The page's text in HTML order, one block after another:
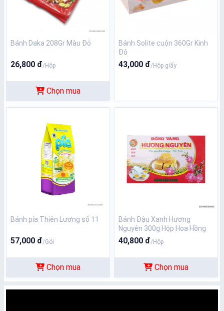
Bánh Daka 208Gr Màu Đỏ
26,800 đ/Hộp
Chọn mua
Bánh Solite cuộn 360Gr Kinh
Đô
43,000 đ/Hộp giấy
Bánh pía Thiên Lương số 11
57,000 đ/Gói
Chọn mua
Bánh Đậu Xanh Hương
Nguyên 300g Hộp Hoa Hồng
40,800 đ/Hộp
Chọn mua